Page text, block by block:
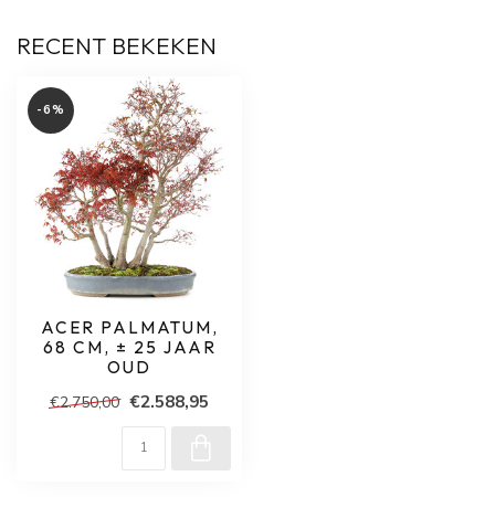
RECENT BEKEKEN
-6%
ACER PALMATUM,
68 CM, ± 25 JAAR
OUD
€2.750,00 €2.588,95